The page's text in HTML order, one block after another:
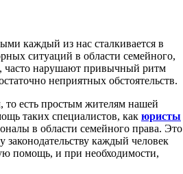
каждый из нас сталкивается в
ситуаций в области семейного,
часто нарушают привычный ритм
неприятных обстоятельств.
то есть простым жителям нашей
таких специалистов, как юристы
в области семейного права. Это
законодательству каждый человек
помощь, и при необходимости,